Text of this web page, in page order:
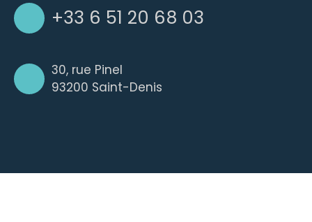
+33 6 51 20 68 03
30, rue Pinel
93200 Saint-Denis